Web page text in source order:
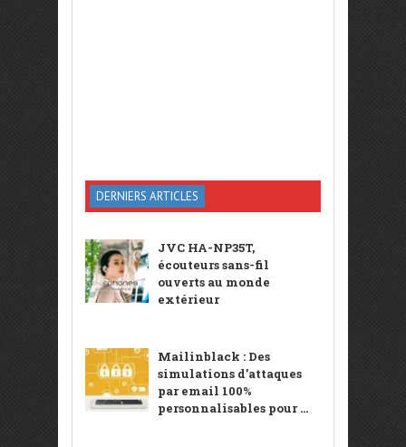
DERNIERS ARTICLES
JVC HA-NP35T,
écouteurs sans-fil
ouverts au monde
extérieur
Mailinblack : Des
simulations d’attaques
par email 100%
personnalisables pour ...